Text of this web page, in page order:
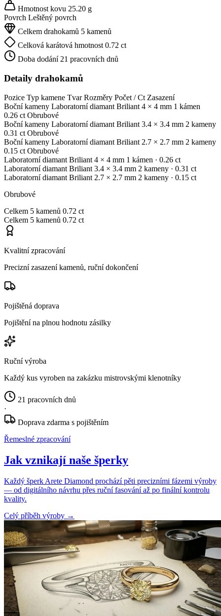
Hmotnost kovu 25.20 g
Povrch Leštěný povrch
Celkem drahokamů 5 kamenů
Celková karátová hmotnost 0.72 ct
Doba dodání 21 pracovních dnů
Detaily drahokamů
Pozice Typ kamene Tvar Rozměry Počet / Ct Zasazení
Boční kameny Laboratorní diamant Briliant 4 × 4 mm 1 kámen
0.26 ct Obrubové
Boční kameny Laboratorní diamant Briliant 3.4 × 3.4 mm 2 kameny
0.31 ct Obrubové
Boční kameny Laboratorní diamant Briliant 2.7 × 2.7 mm 2 kameny
0.15 ct Obrubové
Laboratorní diamant Briliant 4 × 4 mm 1 kámen · 0.26 ct
Laboratorní diamant Briliant 3.4 × 3.4 mm 2 kameny · 0.31 ct
Laboratorní diamant Briliant 2.7 × 2.7 mm 2 kameny · 0.15 ct
Obrubové
Celkem 5 kamenů 0.72 ct
Celkem 5 kamenů 0.72 ct
Kvalitní zpracování
Precizní zasazení kamenů, ruční dokončení
Pojištěná doprava
Pojištění na plnou hodnotu zásilky
Ruční výroba
Každý kus vyroben na zakázku mistrovskými klenotníky
21 pracovních dnů
·
Doprava zdarma s pojištěním
Řemeslné zpracování
Jak vznikají naše šperky
Každý šperk Arete Diamond prochází pěti precizními fázemi výroby
— od digitálního návrhu přes ruční fasování až po finální kontrolu
kvality.
Celý příběh výroby →